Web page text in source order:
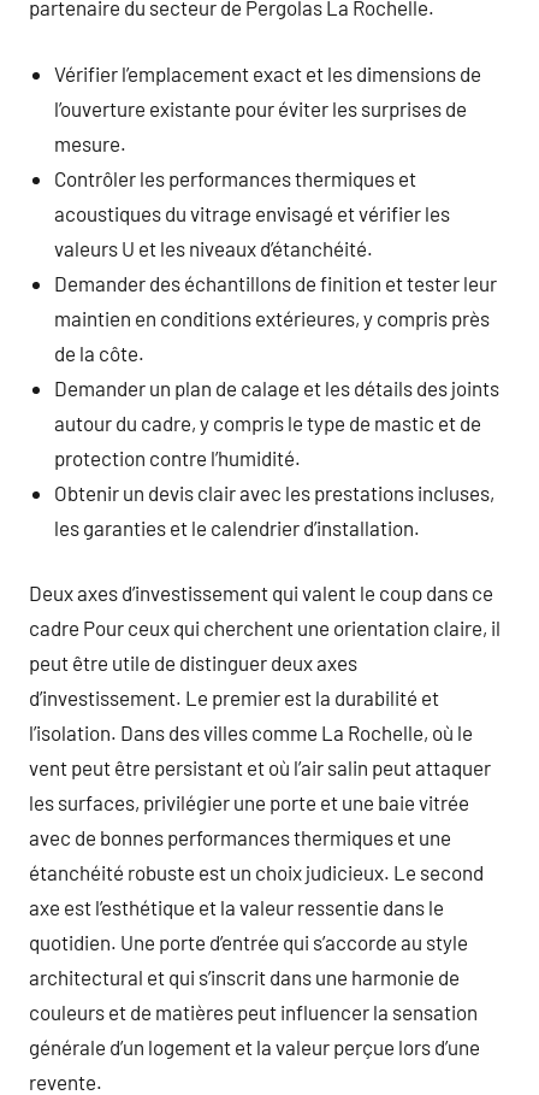
partenaire du secteur de Pergolas La Rochelle.
Vérifier l’emplacement exact et les dimensions de
l’ouverture existante pour éviter les surprises de
mesure.
Contrôler les performances thermiques et
acoustiques du vitrage envisagé et vérifier les
valeurs U et les niveaux d’étanchéité.
Demander des échantillons de finition et tester leur
maintien en conditions extérieures, y compris près
de la côte.
Demander un plan de calage et les détails des joints
autour du cadre, y compris le type de mastic et de
protection contre l’humidité.
Obtenir un devis clair avec les prestations incluses,
les garanties et le calendrier d’installation.
Deux axes d’investissement qui valent le coup dans ce
cadre Pour ceux qui cherchent une orientation claire, il
peut être utile de distinguer deux axes
d’investissement. Le premier est la durabilité et
l’isolation. Dans des villes comme La Rochelle, où le
vent peut être persistant et où l’air salin peut attaquer
les surfaces, privilégier une porte et une baie vitrée
avec de bonnes performances thermiques et une
étanchéité robuste est un choix judicieux. Le second
axe est l’esthétique et la valeur ressentie dans le
quotidien. Une porte d’entrée qui s’accorde au style
architectural et qui s’inscrit dans une harmonie de
couleurs et de matières peut influencer la sensation
générale d’un logement et la valeur perçue lors d’une
revente.